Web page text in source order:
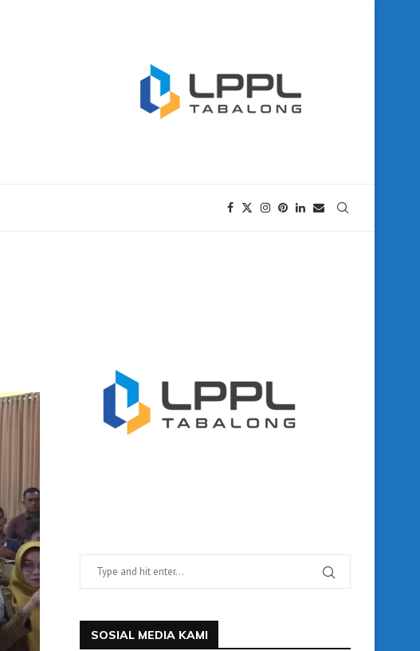
SOSIAL MEDIA KAMI